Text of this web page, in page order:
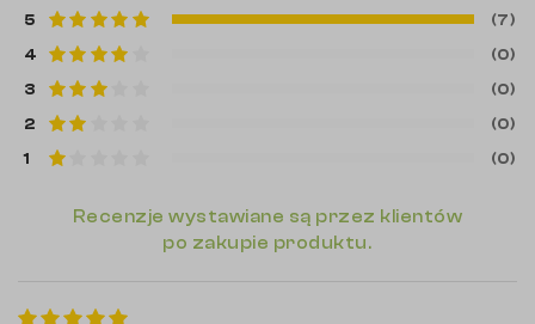
5
(7)
4
(0)
3
(0)
2
(0)
1
(0)
Recenzje wystawiane są przez klientów
po zakupie produktu.